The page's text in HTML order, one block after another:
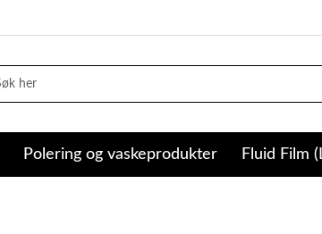
Polering og vaskeprodukter Fluid Film